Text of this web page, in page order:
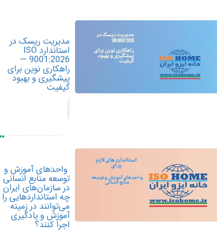
مدیریت ریسک در
استاندارد ISO
9001:2026 —
راهکاری نوین برای
پیشگیری و بهبود
کیفیت
واحدهای آموزش و
توسعه منابع انسانی
در سازمان‌های ایران
چه استانداردهایی را
می‌توانند در زمینه
آموزش و یادگیری
اجرا کنند؟